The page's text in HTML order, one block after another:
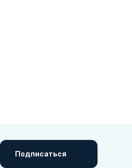
Подписаться